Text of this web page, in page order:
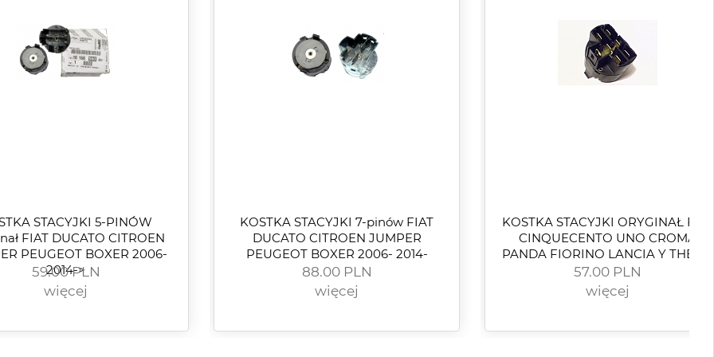
JTD MJTD
więcej
QUBO; PEUGEOT BIPPER,
BIPPER TEPEE 1.3D-1.4D
11.07-
więcej
STACYJKI 5-PINÓW
FIAT DUCATO CITROEN
PEUGEOT BOXER 2006-
2014->
59.00 PLN
więcej
KOSTKA STACYJKI 7-pinów FIAT
DUCATO CITROEN JUMPER
PEUGEOT BOXER 2006- 2014-
88.00 PLN
więcej
KOSTKA STACYJKI ORYGINAŁ FIAT
CINQUECENTO UNO CROMA
PANDA FIORINO LANCIA Y THEMA
57.00 PLN
więcej